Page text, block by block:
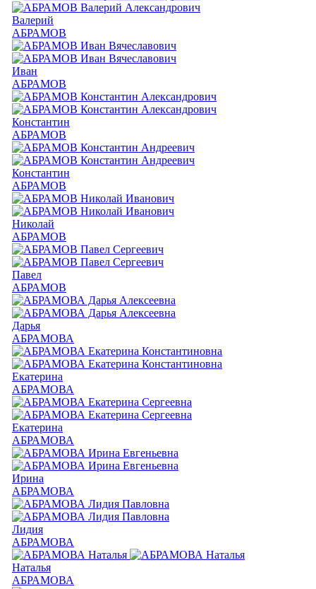
Валерий
АБРАМОВ
Иван
АБРАМОВ
Константин
АБРАМОВ
Константин
АБРАМОВ
Николай
АБРАМОВ
Павел
АБРАМОВ
Дарья
АБРАМОВА
Екатерина
АБРАМОВА
Екатерина
АБРАМОВА
Ирина
АБРАМОВА
Лидия
АБРАМОВА
Наталья
АБРАМОВА